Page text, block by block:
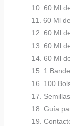
10. 60 Ml
11. 60 Ml
12. 60 Ml
13. 60 Ml
14. 60 Ml
15. 1
16. 100
17.
18. Guía
19.